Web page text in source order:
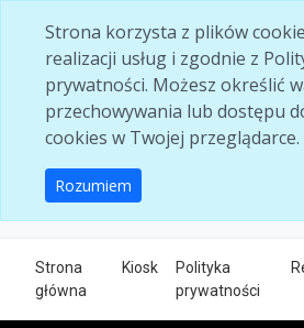
Strona korzysta z plików
realizacji usług i zgodnie z
prywatności. Możesz określić
przechowywania lub dostępu
cookies w Twojej przeglądarce.
Rozumiem
Strona
główna
Kiosk
Polityka
prywatności